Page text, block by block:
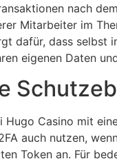
nach
Mitarbeiter im
dafür, dass selbst
eigenen Daten
Hugo Casino mit
auch nutzen,
Token an. Für